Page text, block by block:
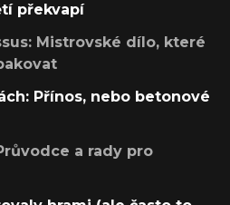
překvapí
Mistrovské dílo, které
Přínos, nebo betonové
a rady pro